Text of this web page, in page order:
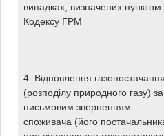
випадках, визначених пунктом
Кодексу ГРМ
4. Відновлення газопостачання
(розподілу природного газу) за
письмовим зверненням
споживача (його